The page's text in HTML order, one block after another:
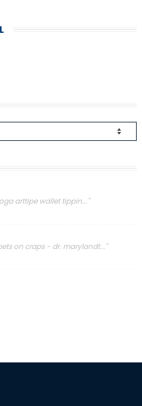
arttipe wallet tippin..."
on craps - dr. marylandt..."